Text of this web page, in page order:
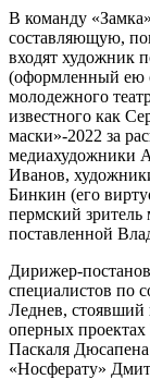
В команду
составляющую,
входят художник
(оформленный ею
молодежного
известного как
маски»-2022 за
медиахудожники
Иванов,
Бинкин (его
пермский
поставленной
Дирижер-
специалистов по
Леднев, стоявший
оперных проектах
Паскаля
«Носферату»